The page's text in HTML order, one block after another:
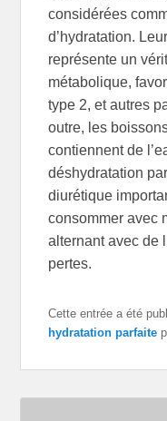
considérées
d’hydratation.
représente un
métabolique,
type 2, et autres
outre, les
contiennent de
déshydratation
diurétique
consommer avec
alternant avec de
pertes.
Cette entrée a été
hydratation parfaite